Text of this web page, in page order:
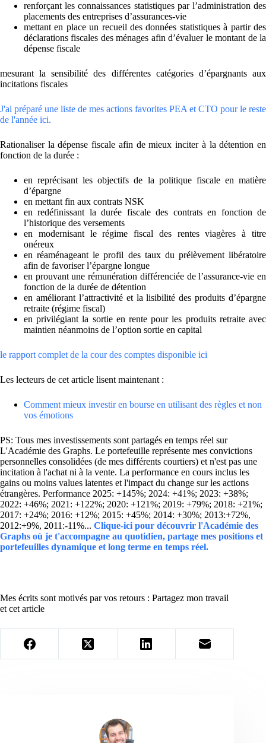
renforçant les connaissances statistiques par l’administration des
placements des entreprises d’assurances-vie
mettant en place un recueil des données statistiques à partir des
déclarations fiscales des ménages afin d’évaluer le montant de la
dépense fiscale
mesurant la sensibilité des différentes catégories d’épargnants aux
incitations fiscales
J'ai préparé une liste de mes actions favorites PEA et CTO pour le reste
de l'année ici.
Rationaliser la dépense fiscale afin de mieux inciter à la détention en
fonction de la durée :
en reprécisant les objectifs de la politique fiscale en matière
d’épargne
en mettant fin aux contrats NSK
en redéfinissant la durée fiscale des contrats en fonction de
l’historique des versements
en modernisant le régime fiscal des rentes viagères à titre
onéreux
en réaménageant le profil des taux du prélèvement libératoire
afin de favoriser l’épargne longue
en prouvant une rémunération différenciée de l’assurance-vie en
fonction de la durée de détention
en améliorant l’attractivité et la lisibilité des produits d’épargne
retraite (régime fiscal)
en privilégiant la sortie en rente pour les produits retraite avec
maintien néanmoins de l’option sortie en capital
le rapport complet de la cour des comptes disponible ici
Les lecteurs de cet article lisent maintenant :
Comment mieux investir en bourse en utilisant des règles et non
vos émotions
PS: Tous mes investissements sont partagés en temps réel sur
L'Académie des Graphs. Le portefeuille représente mes convictions
personnelles consolidées (de mes différents courtiers) et n'est pas une
incitation à l'achat ni à la vente. La performance en cours inclus les
gains ou moins values latentes et l'impact du change sur les actions
étrangères. Performance 2025: +145%; 2024: +41%; 2023: +38%;
2022: +46%; 2021: +122%; 2020: +121%; 2019: +79%; 2018: +21%;
2017: +24%; 2016: +12%; 2015: +45%; 2014: +30%; 2013:+72%,
2012:+9%, 2011:-11%... Clique-ici pour découvrir l'Académie des
Graphs où je t'accompagne au quotidien, partage mes positions et
portefeuilles dynamique et long terme en temps réel.
Mes écrits sont motivés par vos retours : Partagez mon travail
et cet article